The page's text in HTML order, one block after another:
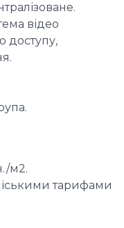
відео
доступу,
м2.
тарифами